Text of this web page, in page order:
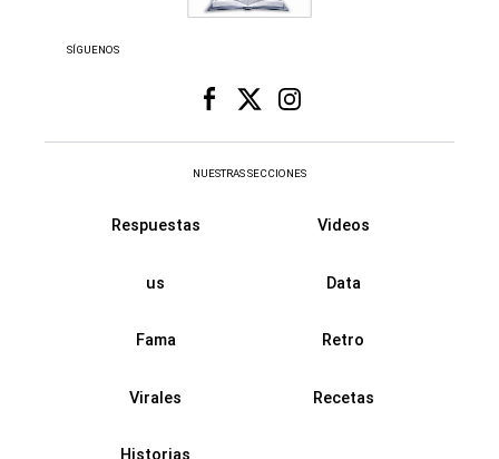
SÍGUENOS
NUESTRAS SECCIONES
Respuestas Videos
us Data
Fama Retro
Virales Recetas